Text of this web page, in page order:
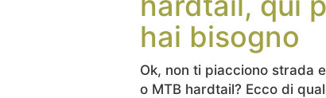
hai bisogno
Ok, non ti piacciono strada
o MTB hardtail? Ecco di